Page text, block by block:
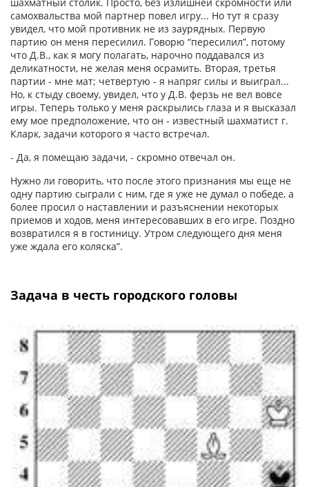
самохвальства мой партнер повел игру... Но тут я сразу
увидел, что мой противник не из заурядных. Первую
партию он меня пересилил. Говорю “пересилил”, потому
что Д.В., как я могу полагать, нарочно поддавался из
деликатности, не желая меня осрамить. Вторая, третья
партии - мне мат; четвертую - я напряг силы и выиграл...
Но, к стыду своему, увидел, что у Д.В. ферзь не вел вовсе
игры. Теперь только у меня раскрылись глаза и я высказал
ему мое предположение, что он - известный шахматист г.
Кларк, задачи которого я часто встречал.
- Да, я помещаю задачи, - скромно отвечал он.
Нужно ли говорить, что после этого признания мы еще не
одну партию сыграли с ним, где я уже не думал о победе, а
более просил о наставлении и разъяснении некоторых
приемов и ходов, меня интересовавших в его игре. Поздно
возвратился я в гостиницу. Утром следующего дня меня
уже ждала его коляска”.
Задача в честь городского головы